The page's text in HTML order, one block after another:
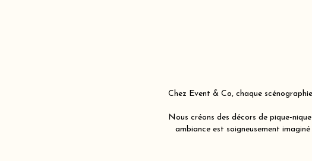
Chez Event & Co, chaque
Nous créons des décors de pique-
ambiance est soigneusement